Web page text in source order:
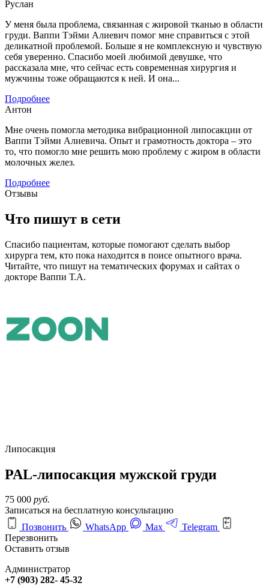
Руслан
У меня была проблема, связанная с жировой тканью в области
груди. Ваппи Тэйми Алиевич помог мне справиться с этой
деликатной проблемой. Больше я не комплексную и чувствую
себя уверенно. Спасибо моей любимой девушке, что
рассказала мне, что сейчас есть современная хирургия и
мужчины тоже обращаются к ней. И она...
Подробнее
Антон
Мне очень помогла методика вибрационной липосакции от
Ваппи Тэйми Алиевича. Опыт и грамотность доктора – это
то, что помогло мне решить мою проблему с жиром в области
молочных желез.
Подробнее
Отзывы
Что пишут в сети
Спасибо пациентам, которые помогают сделать выбор
хирурга тем, кто пока находится в поисе опытного врача.
Читайте, что пишут на тематических форумах и сайтах о
докторе Ваппи Т.А.
Липосакция
PAL-липосакция мужской груди
75 000 руб.
Записаться на бесплатную консультацию
Позвонить
WhatsApp Max
Telegram
Перезвонить
Оставить отзыв
Администратор
+7 (903) 282- 45-32